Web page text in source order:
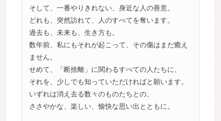
そして、一番やりきれない、身近な人の善意。
どれも、突然訪れて、人のすべてを奪います。
過去も、未来も、生き方も。
数年前、私にもそれが起こって、その傷はまだ癒え
ません。
せめて、「断捨離」に関わるすべての人たちに、
それを、少しでも知っていただければと願います。
いずれは消え去る数々のものたちとの、
ささやかな、楽しい、愉快な思い出とともに。